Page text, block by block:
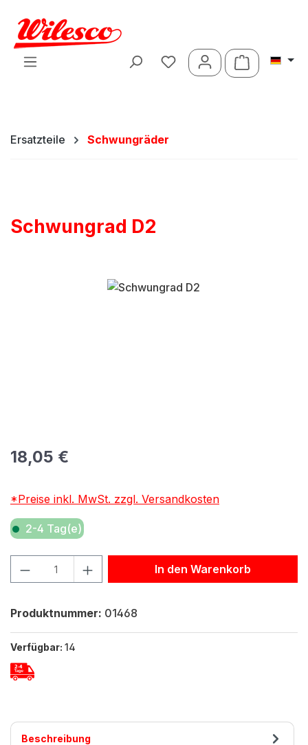
Zum Hauptinhalt springen
Ersatzteile Schwungräder
Schwungrad D2
Bildergalerie überspringen
Regulärer Preis:
18,05 €
*Preise inkl. MwSt. zzgl. Versandkosten
2-4 Tag(e)
Produkt Anzahl: Gib den gewünschten Wert ein oder
In den Warenkorb
Produktnummer: 01468
Verfügbar: 14
Beschreibung